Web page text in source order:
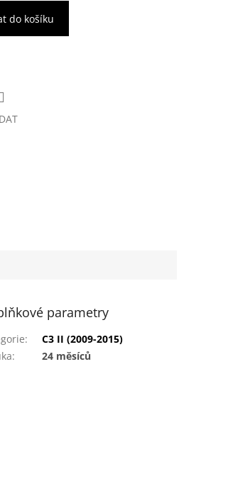
do košíku
parametry
:
C3 II (2009-2015)
: 24 měsíců